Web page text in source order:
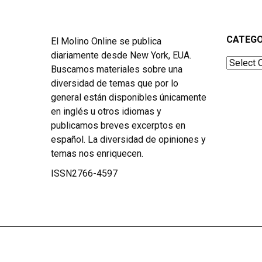
El Molino Online se publica
diariamente desde New York, EUA.
Buscamos materiales sobre una
diversidad de temas que por lo
general están disponibles únicamente
en inglés u otros idiomas y
publicamos breves excerptos en
español. La diversidad de opiniones y
temas nos enriquecen.
ISSN2766-4597